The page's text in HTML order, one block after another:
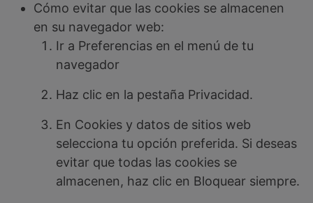
Cómo evitar que las cookies se almacenen
en su navegador web:
Ir a Preferencias en el menú de tu
navegador
Haz clic en la pestaña Privacidad.
En Cookies y datos de sitios web
selecciona tu opción preferida. Si deseas
evitar que todas las cookies se
almacenen, haz clic en Bloquear siempre.